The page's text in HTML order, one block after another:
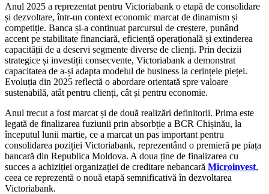
Anul 2025 a reprezentat pentru Victoriabank o etapă de consolidare
și dezvoltare, într-un context economic marcat de dinamism și
competiție. Banca și-a continuat parcursul de creștere, punând
accent pe stabilitate financiară, eficiență operațională și extinderea
capacității de a deservi segmente diverse de clienți. Prin decizii
strategice și investiții consecvente, Victoriabank a demonstrat
capacitatea de a-și adapta modelul de business la cerințele pieței.
Evoluția din 2025 reflectă o abordare orientată spre valoare
sustenabilă, atât pentru clienți, cât și pentru economie.
Anul trecut a fost marcat și de două realizări definitorii. Prima este
legată de finalizarea fuziunii prin absorbție a BCR Chișinău, la
începutul lunii martie, ce a marcat un pas important pentru
consolidarea poziției Victoriabank, reprezentând o premieră pe piața
bancară din Republica Moldova. A doua ține de finalizarea cu
succes a achiziției organizației de creditare nebancară Microinvest,
ceea ce reprezentă o nouă etapă semnificativă în dezvoltarea
Victoriabank.